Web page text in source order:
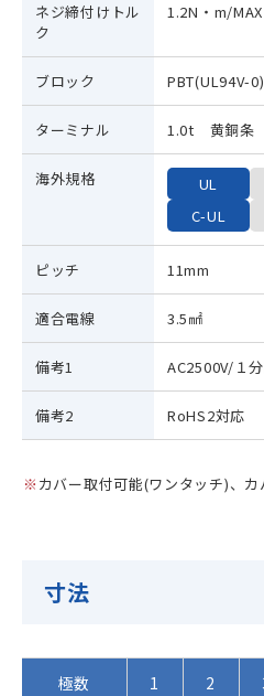
ネジ締付けトル
ク
1.2N・m/MAX
ブロック PBT(UL94V-0)
ターミナル 1.0t 黄銅条
海外規格 UL
C-UL
ピッチ 11mm
適合電線 3.5㎟
備考1 AC2500V/１
備考2 RoHS2対応
カバー取付可能(ワンタッチ)、カ
寸法
極数 1 2